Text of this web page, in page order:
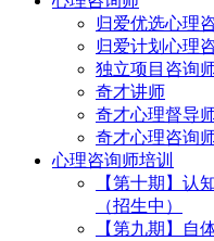
归爱优选心理
归爱计划心理
独立项目咨询
奇才讲师
奇才心理督导
奇才心理咨询
心理咨询师培训
【第十期】认
（招生中）
【第九期】自